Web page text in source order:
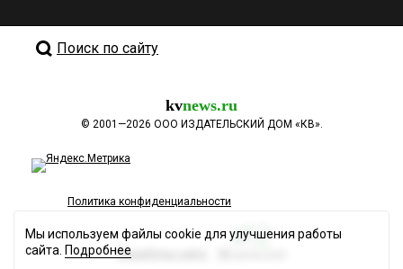
Поиск по сайту
kvnews.ru
© 2001—2026 ООО ИЗДАТЕЛЬСКИЙ ДОМ «КВ».
Политика конфиденциальности
Разработка сайта
Мы используем файлы cookie для улучшения работы
сайта. Подробнее